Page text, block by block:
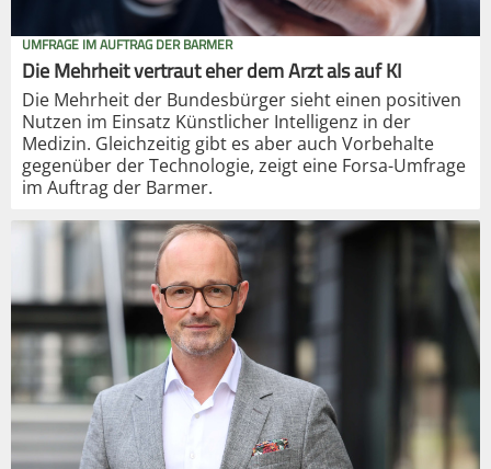
UMFRAGE IM AUFTRAG DER BARMER
Die Mehrheit vertraut eher dem Arzt als auf KI
Die Mehrheit der Bundesbürger sieht einen positiven
Nutzen im Einsatz Künstlicher Intelligenz in der
Medizin. Gleichzeitig gibt es aber auch Vorbehalte
gegenüber der Technologie, zeigt eine Forsa-Umfrage
im Auftrag der Barmer.